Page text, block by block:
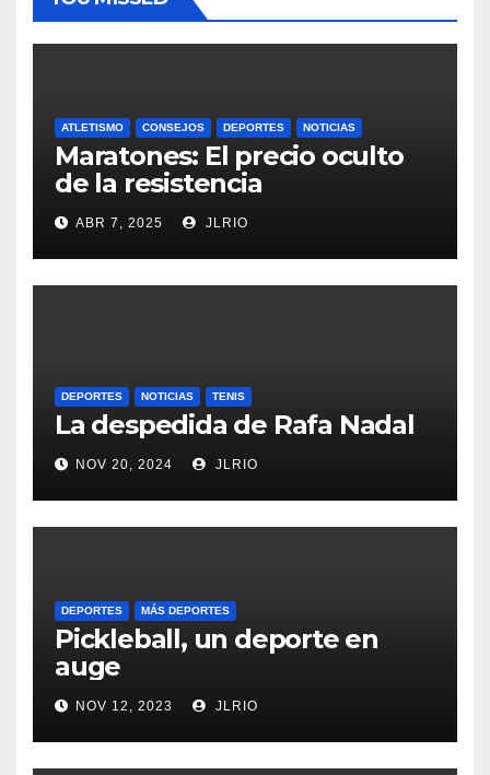
ATLETISMO CONSEJOS DEPORTES NOTICIAS
Maratones: El precio oculto
de la resistencia
ABR 7, 2025 JLRIO
DEPORTES NOTICIAS TENIS
La despedida de Rafa Nadal
NOV 20, 2024 JLRIO
DEPORTES MÁS DEPORTES
Pickleball, un deporte en
auge
NOV 12, 2023 JLRIO